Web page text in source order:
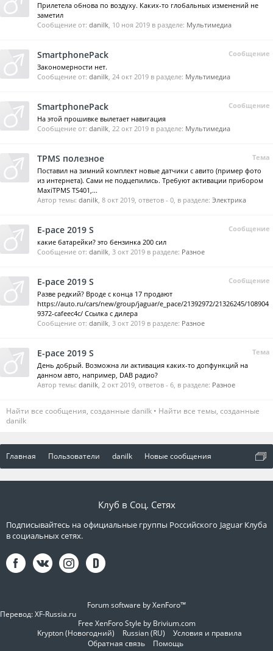
Прилетела обнова по воздуху. Каких-то глобальных изменений не
заметил
Сообщение от: danilk, 10 ноя 2019 в разделе: Мультимедиа
Сообщение
SmartphonePack
Закономерности нет.
Сообщение от: danilk, 24 окт 2019 в разделе: Мультимедиа
Сообщение
SmartphonePack
На этой прошивке вылетает навигация
Сообщение от: danilk, 22 окт 2019 в разделе: Мультимедиа
Тема
TPMS полезное
Поставил на зимний комплект новые датчики с авито (пример фото
из интернета). Сами не подцепились. Требуют активации прибором
MaxiTPMS TS401,...
Автор темы: danilk, 8 окт 2019, ответов - 0, в разделе: Электрика
Сообщение
E-pace 2019 S
какие батарейки? это бензинка 200 сил
Сообщение от: danilk, 3 окт 2019 в разделе: Разное
Сообщение
E-pace 2019 S
Разве редкий? Вроде с конца 17 продают
https://auto.ru/cars/new/group/jaguar/e_pace/21392972/21326245/108904
9372-cafeec4c/ Ссылка с дилера
Сообщение от: danilk, 3 окт 2019 в разделе: Разное
Тема
E-pace 2019 S
День добрый. Возможна ли активация каких-то допфункций на
данном авто, например, DAB радио?
Автор темы: danilk, 2 окт 2019, ответов - 6, в разделе: Разное
Найти все сообщения, созданные danilk
Найти все темы, созданные
danilk
Главная Пользователи danilk Новые сообщения
Клуб в Соц. Сетях
Подписывайтесь на официальные группы Российского Jaguar Клуба
в социальных сетях.
Forum software by XenForo™
Перевод:XF-Russia.ru
Free XenForo Style by Brivium.com
Krypton (Новогодний)
Russian (RU)
Условия и правила
Обратная связь
Помощь